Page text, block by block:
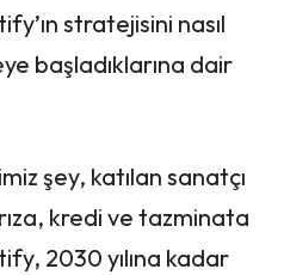
stratejisini nasıl
başladıklarına dair
şey, katılan sanatçı
kredi ve tazminata
2030 yılına kadar